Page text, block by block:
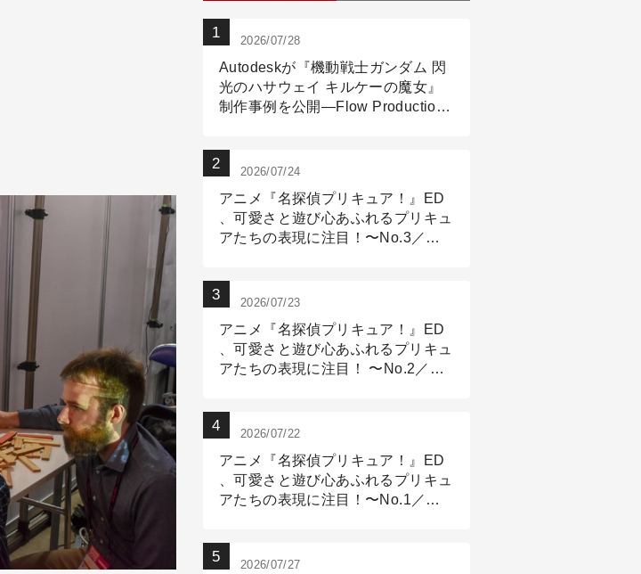
2026/07/28
Autodeskが『機動戦士ガンダム 閃
光のハサウェイ キルケーの魔女』
制作事例を公開―Flow Production
2026/07/24
アニメ『名探偵プリキュア！』ED
、可愛さと遊び心あふれるプリキュ
アたちの表現に注目！〜No.3／ア
2026/07/23
アニメ『名探偵プリキュア！』ED
、可愛さと遊び心あふれるプリキュ
アたちの表現に注目！ 〜No.2／モ
2026/07/22
アニメ『名探偵プリキュア！』ED
、可愛さと遊び心あふれるプリキュ
アたちの表現に注目！〜No.1／演
2026/07/27